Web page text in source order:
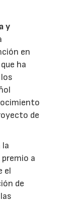
y
en
ha
de
la
a
el
de